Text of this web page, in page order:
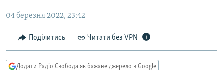
Перейти
пошуку
СУСПІЛЬСТВО
КУЛЬТУРА
СПОРТ
ДОНБАС.РЕАЛІЇ
КРИМ.РЕАЛІЇ
ТИ ЯК?
04 березня 2022, 23:42
Поділитись Читати без VPN
Додати Радіо Свобода як бажане джерело в Google